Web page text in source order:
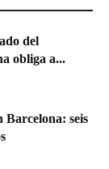
del
obliga a...
seis